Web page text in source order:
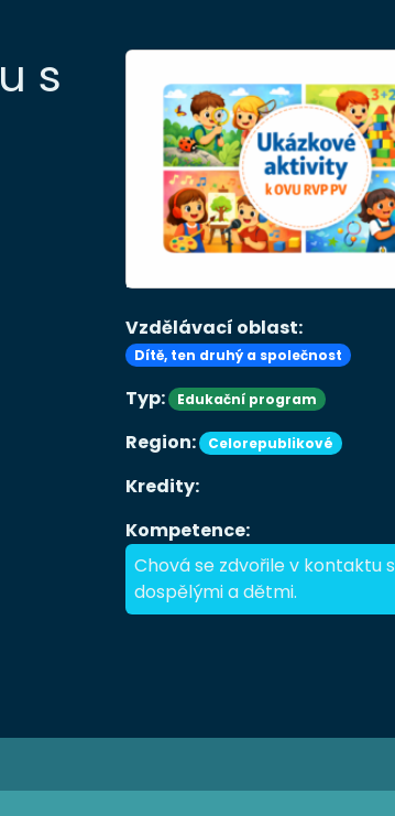
s
Vzdělávací oblast:
Dítě, ten druhý a společnost
Typ: Edukační program
Region: Celorepublikové
Kredity:
Kompetence:
Chová se zdvořile v kontaktu s
dospělými a dětmi.